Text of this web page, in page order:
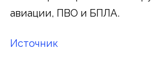
авиации, ПВО и БПЛА.
Источник